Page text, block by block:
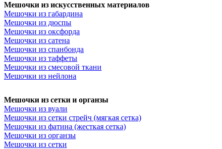
Мешочки из искусственных материалов
Мешочки из габардина
Мешочки из дюспы
Мешочки из оксфорда
Мешочки из сатена
Мешочки из спанбонда
Мешочки из таффеты
Мешочки из смесовой ткани
Мешочки из нейлона
Мешочки из сетки и органзы
Мешочки из вуали
Мешочки из сетки стрейч (мягкая сетка)
Мешочки из фатина (жесткая сетка)
Мешочки из органзы
Мешочки из сетки